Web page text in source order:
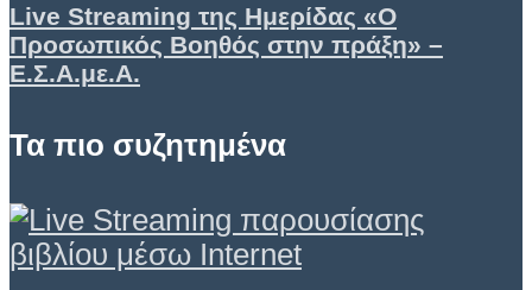
Live Streaming της Ημερίδας «Ο
Προσωπικός Βοηθός στην πράξη» –
Ε.Σ.Α.με.Α.
Τα πιο συζητημένα